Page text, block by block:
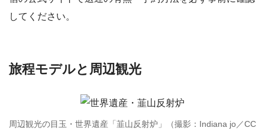
してください。
旅程モデルと周辺観光
周辺観光の目玉・世界遺産「韮山反射炉」（撮影：Indiana jo／CC